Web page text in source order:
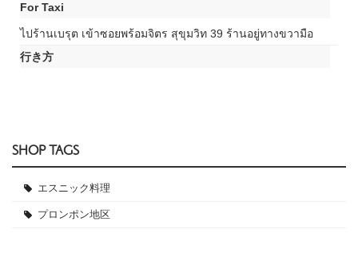
For Taxi
ไปร้านเบรุต เข้าซอยพร้อมจิตร สุขุมวิท 39 ร้านอยู่ทางขวามือ
行き方
SHOP TAGS
エスニック料理
プロンポン地区